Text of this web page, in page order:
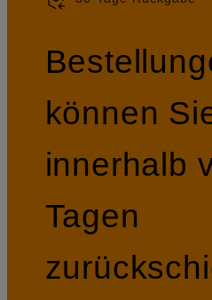
können
innerhalb
Tagen